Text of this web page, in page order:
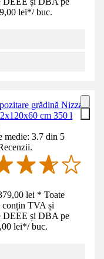
lei*/ buc.
grădină Nizza
cm 350 l
medie: 3.7 din 5
lei * Toate
conțin TVA și
DEEE și DBA pe
lei*/ buc.